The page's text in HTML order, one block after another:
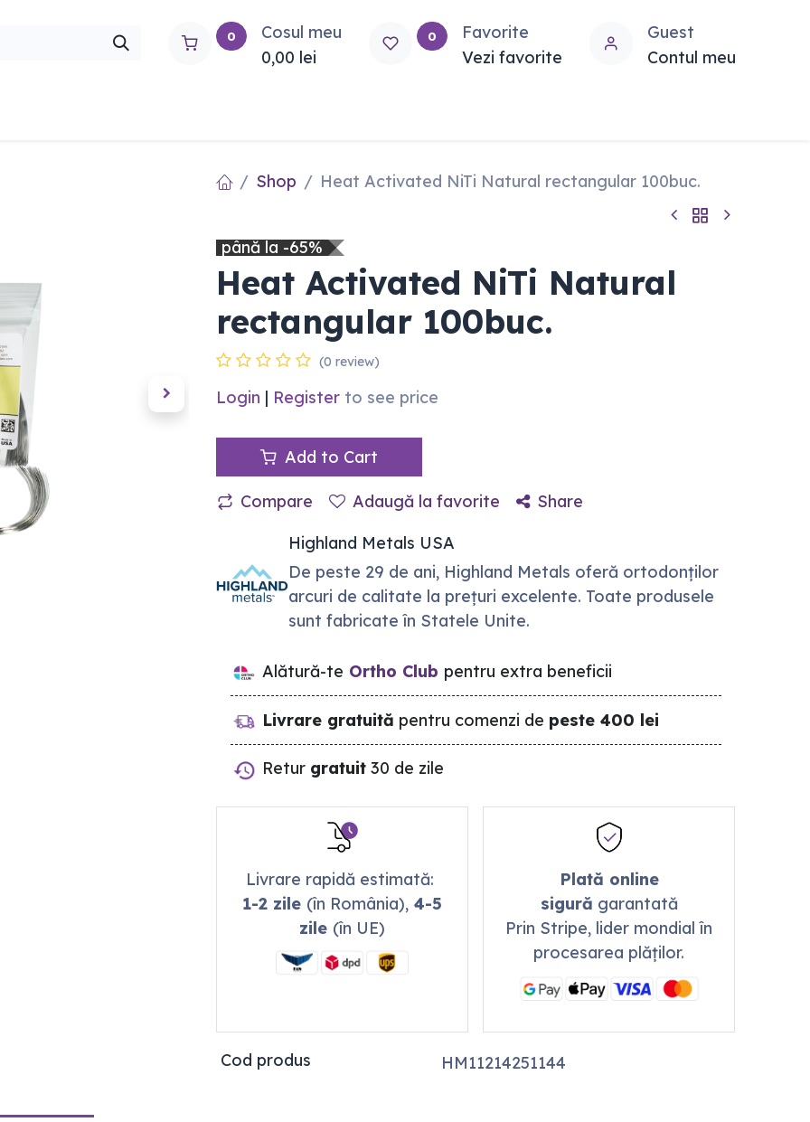
0
Cosul meu
0,00 lei
0
Favorite
Vezi favorite
Guest
Contul meu
Shop Heat Activated NiTi Natural rectangular 100buc.
până la -65%
Heat Activated NiTi Natural
rectangular 100buc.
(0 review)
Login | Register to see price
Add to Cart
Compare Adaugă la favorite
Share
Highland Metals USA
De peste 29 de ani, Highland Metals oferă ortodonților
arcuri de calitate la prețuri excelente. Toate produsele
sunt fabricate în Statele Unite.
Alătură-te Ortho Club pentru extra beneficii
Livrare gratuită pentru comenzi de peste 400 lei
Retur gratuit 30 de zile
Livrare rapidă estimată:
1-2 zile (în România), 4-5
zile (în UE)
Plată online
sigură garantată
Prin Stripe, lider mondial în
procesarea plăților.
Cod produs HM11214251144